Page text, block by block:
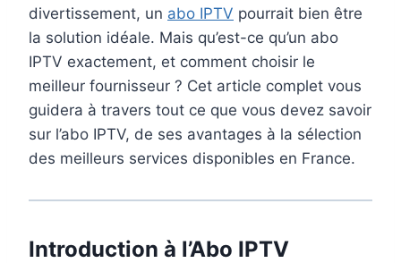
divertissement, un abo IPTV pourrait bien être
la solution idéale. Mais qu’est-ce qu’un abo
IPTV exactement, et comment choisir le
meilleur fournisseur ? Cet article complet vous
guidera à travers tout ce que vous devez savoir
sur l’abo IPTV, de ses avantages à la sélection
des meilleurs services disponibles en France.
Introduction à l’Abo IPTV